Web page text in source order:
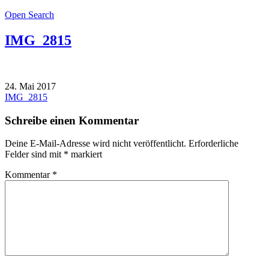
Open Search
IMG_2815
24. Mai 2017
Beitragsnavigation
IMG_2815
Schreibe einen Kommentar
Deine E-Mail-Adresse wird nicht veröffentlicht. Erforderliche
Felder sind mit * markiert
Kommentar *